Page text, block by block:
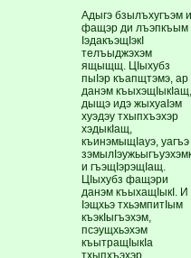
Адыгэ бзылъхугъэм
фащэр ди лъэпкъым
IэдакъэщIэкI
телъыджэхэм
ящыщщ. ЦIыхубз
пыIэр къапщтэмэ, ар
данэм
дыщэ идэ жыхуаIэм
хуэдэу тхыпхъэхэр
хэдыкIащ,
къинэмыщIауэ, уагъэ
и гъэщIэрэщIащ.
ЦIыхубз фащэри
данэм къыхащIыкI. И
Iэщхьэ тхьэмпитIым
къэкIыгъэхэм,
псэущхьэхэм
къытращIыкIа
тхыпхъэхэр,